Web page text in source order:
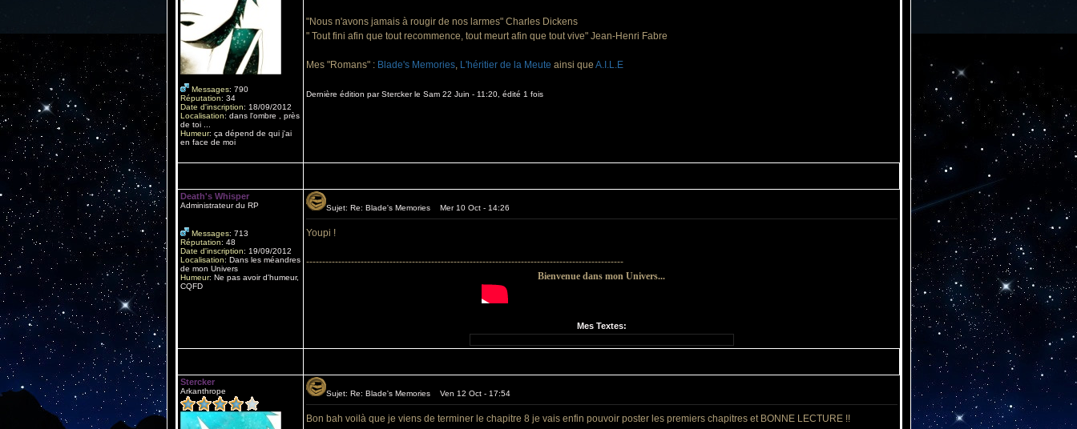
Messages: 790
Réputation: 34
Date d'inscription: 18/09/2012
Localisation: dans l'ombre , près
de toi ...
Humeur: ça dépend de qui j'ai
en face de moi
"Nous n'avons jamais à rougir de nos larmes" Charles Dickens
" Tout fini afin que tout recommence, tout meurt afin que tout vive" Jean-Henri Fabre
Mes "Romans" : Blade's Memories, L'héritier de la Meute ainsi que A.I.L.E
Dernière édition par Stercker le Sam 22 Juin - 11:20, édité 1 fois
Death's Whisper
Administrateur du RP
Messages: 713
Réputation: 48
Date d'inscription: 19/09/2012
Localisation: Dans les méandres
de mon Univers
Humeur: Ne pas avoir d'humeur,
CQFD
Sujet: Re: Blade's Memories Mer 10 Oct - 14:26
Youpi !
---------------------------------------------------------------------------------------------------
Bienvenue dans mon Univers...
Mes Textes:
Stercker
Arkanthrope Sujet: Re: Blade's Memories Ven 12 Oct - 17:54
Bon bah voilà que je viens de terminer le chapitre 8 je vais enfin pouvoir poster les premiers chapitres et BONNE LECTURE !!